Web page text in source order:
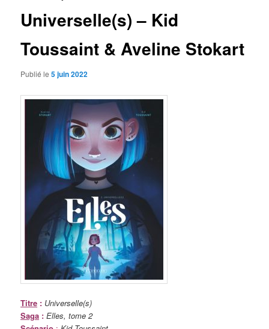
Universelle(s) – Kid
Toussaint & Aveline Stokart
Publié le5 juin 2022
Titre : Universelle(s)
Saga : Elles, tome 2